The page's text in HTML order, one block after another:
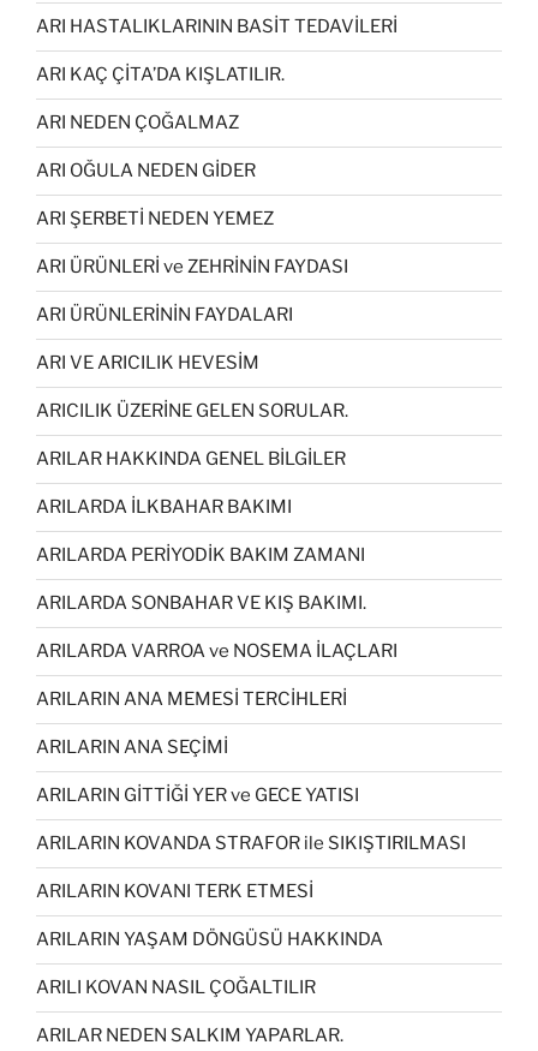
ARI HASTALIKLARININ BASİT TEDAVİLERİ
ARI KAÇ ÇİTA’DA KIŞLATILIR.
ARI NEDEN ÇOĞALMAZ
ARI OĞULA NEDEN GİDER
ARI ŞERBETİ NEDEN YEMEZ
ARI ÜRÜNLERİ ve ZEHRİNİN FAYDASI
ARI ÜRÜNLERİNİN FAYDALARI
ARI VE ARICILIK HEVESİM
ARICILIK ÜZERİNE GELEN SORULAR.
ARILAR HAKKINDA GENEL BİLGİLER
ARILARDA İLKBAHAR BAKIMI
ARILARDA PERİYODİK BAKIM ZAMANI
ARILARDA SONBAHAR VE KIŞ BAKIMI.
ARILARDA VARROA ve NOSEMA İLAÇLARI
ARILARIN ANA MEMESİ TERCİHLERİ
ARILARIN ANA SEÇİMİ
ARILARIN GİTTİĞİ YER ve GECE YATISI
ARILARIN KOVANDA STRAFOR ile SIKIŞTIRILMASI
ARILARIN KOVANI TERK ETMESİ
ARILARIN YAŞAM DÖNGÜSÜ HAKKINDA
ARILI KOVAN NASIL ÇOĞALTILIR
ARILAR NEDEN SALKIM YAPARLAR.